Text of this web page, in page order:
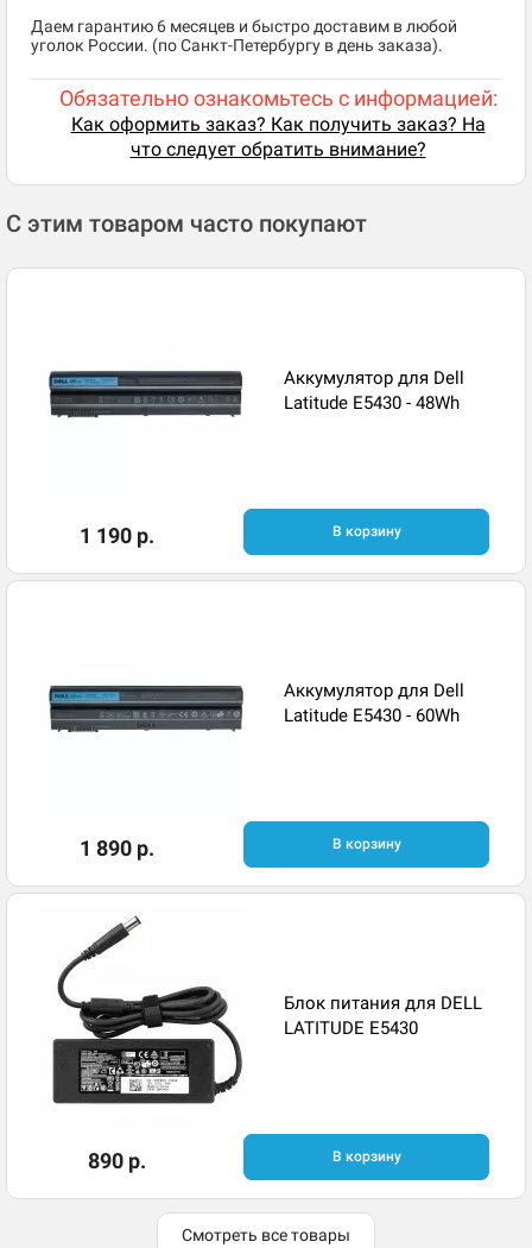
Даем гарантию 6 месяцев и быстро доставим в любой
уголок России. (по Санкт-Петербургу в день заказа).
Обязательно ознакомьтесь с информацией:
Как оформить заказ? Как получить заказ? На
что следует обратить внимание?
С этим товаром часто покупают
Аккумулятор для Dell
Latitude E5430 - 48Wh
1 190 р. В корзину
Аккумулятор для Dell
Latitude E5430 - 60Wh
1 890 р. В корзину
Блок питания для DELL
LATITUDE E5430
890 р. В корзину
Смотреть все товары